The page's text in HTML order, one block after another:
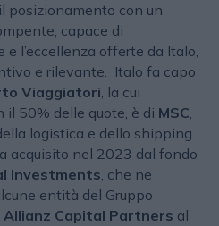
posizionamento con un
capace di
e l’eccellenza offerte da Italo,
e rilevante. Italo fa capo
Viaggiatori, la cui
il 50% delle quote, è di MSC,
logistica e dello shipping
acquisito nel 2023 dal fondo
Investments, che ne
entità del Gruppo
Allianz Capital Partners al